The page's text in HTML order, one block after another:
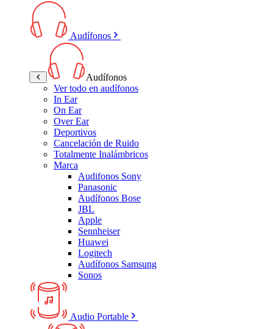
Audífonos
Audífonos
Ver todo en audífonos
In Ear
On Ear
Over Ear
Deportivos
Cancelación de Ruido
Totalmente Inalámbricos
Marca
Audifonos Sony
Panasonic
Audífonos Bose
JBL
Apple
Sennheiser
Huawei
Logitech
Audífonos Samsung
Sonos
Audio Portable